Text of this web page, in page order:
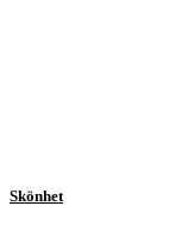
Skönhet